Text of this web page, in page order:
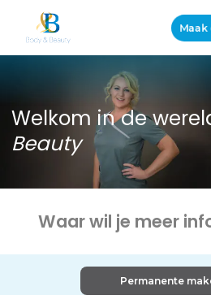
Welkom in de
Beauty
Waar wil je meer
Permanente